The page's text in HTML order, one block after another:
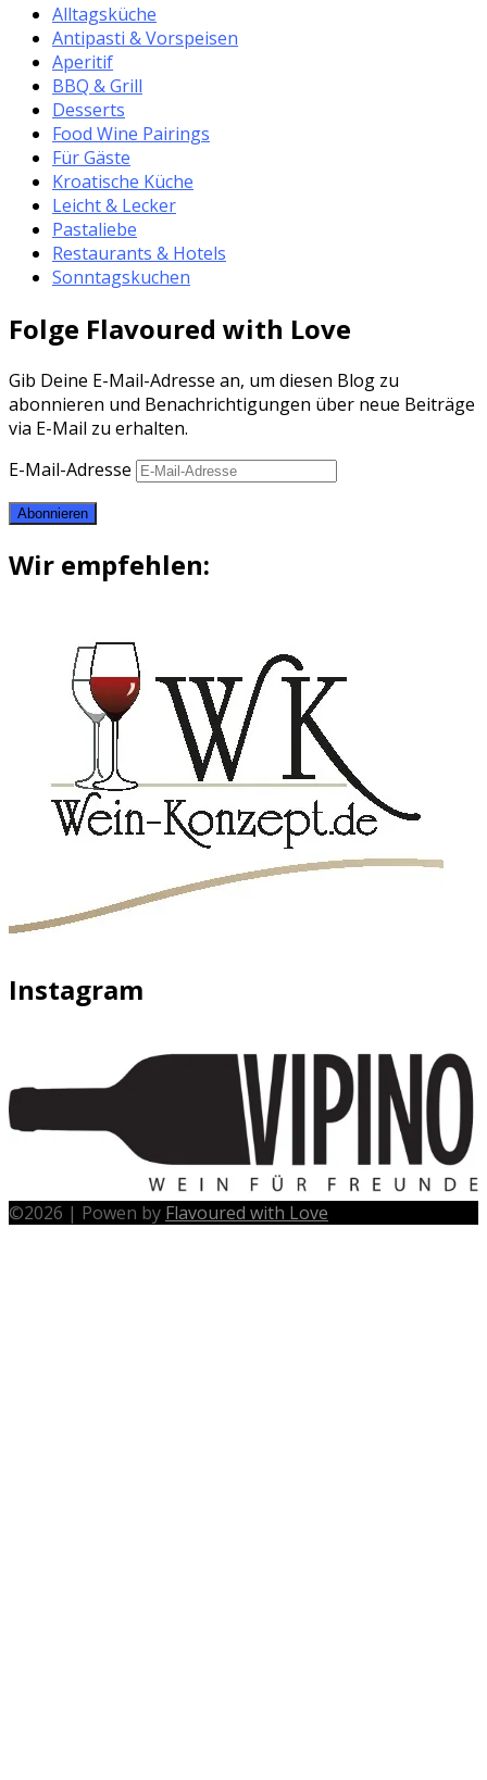
Alltagsküche
Antipasti & Vorspeisen
Aperitif
BBQ & Grill
Desserts
Food Wine Pairings
Für Gäste
Kroatische Küche
Leicht & Lecker
Pastaliebe
Restaurants & Hotels
Sonntagskuchen
Folge Flavoured with Love
Gib Deine E-Mail-Adresse an, um diesen Blog zu
abonnieren und Benachrichtigungen über neue Beiträge
via E-Mail zu erhalten.
E-Mail-Adresse
Abonnieren
Wir empfehlen:
Instagram
©2026 | Powen by Flavoured with Love